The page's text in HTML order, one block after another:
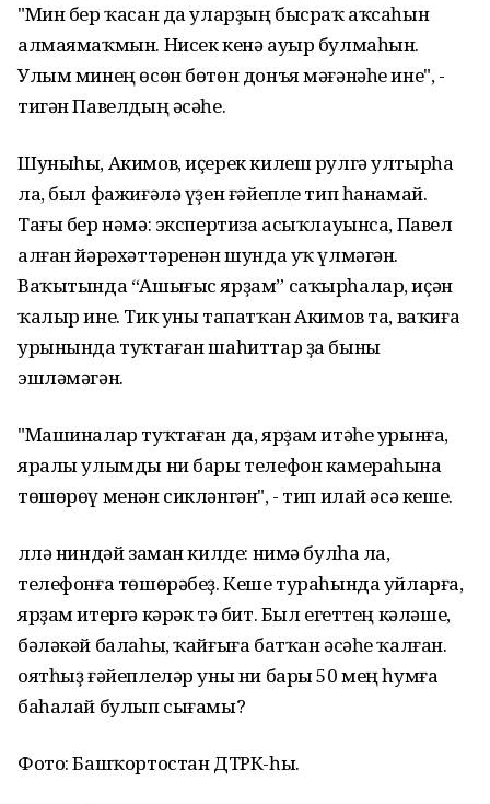
"Мин бер ҡасан да уларҙың бысраҡ аҡсаһын
алмаямаҡмын. Нисек кенә ауыр булмаһын.
Улым минең өсөн бөтөн донъя мәғәнәһе ине", -
тигән Павелдың әсәһе.
Шуныһы, Акимов, иҫерек килеш рулгә ултырһа
ла, был фажиғәлә үҙен ғәйепле тип һанамай.
Тағы бер нәмә: экспертиза асыҡлауынса, Павел
алған йәрәхәттәренән шунда уҡ үлмәгән.
Ваҡытында “Ашығыс ярҙам” саҡырһалар, иҫән
ҡалыр ине. Тик уны тапатҡан Акимов та, ваҡиға
урынында туҡтаған шаһиттар ҙа быны
эшләмәгән.
"Машиналар туҡтаған да, ярҙам итәһе урынға,
яралы улымды ни бары телефон камераһына
төшөрөү менән сикләнгән", - тип илай әсә кеше.
Әллә ниндәй заман килде: нимә булһа ла,
телефонға төшөрәбеҙ. Кеше тураһында уйларға,
ярҙам итергә кәрәк тә бит. Был егеттең кәләше,
бәләкәй балаһы, ҡайғыға батҡан әсәһе ҡалған. Ә
оятһыҙ ғәйеплеләр уны ни бары 50 мең һумға
баһалай булып сығамы?
Фото: Башҡортостан ДТРК-һы.